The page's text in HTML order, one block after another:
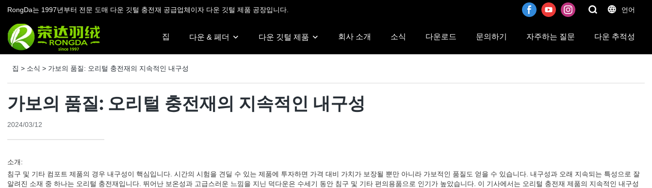
RongDa는 1997년부터 전문 도매 다운 깃털 충전재 공급업체이자 다운 깃털 제품 공장입니다. 언어
집 다운 & 페더 다운 깃털 제품 회사 소개 소식 다운로드 문의하기 자주하는 질문 다운 추적성
집 > 소식 > 가보의 품질: 오리털 충전재의 지속적인 내구성
가보의 품질: 오리털 충전재의 지속적인 내구성
2024/03/12
소개:
침구 및 기타 컴포트 제품의 경우 내구성이 핵심입니다. 시간의 시험을 견딜 수 있는 제품에 투자하면 가격 대비 가치가 보장될 뿐만 아니라 가보적인 품질도 얻을 수 있습니다. 내구성과 오래 지속되는 특성으로 잘
알려진 소재 중 하나는 오리털 충전재입니다. 뛰어난 보온성과 고급스러운 느낌을 지닌 덕다운은 수세기 동안 침구 및 기타 편의용품으로 인기가 높았습니다. 이 기사에서는 오리털 충전재 제품의 지속적인 내구성